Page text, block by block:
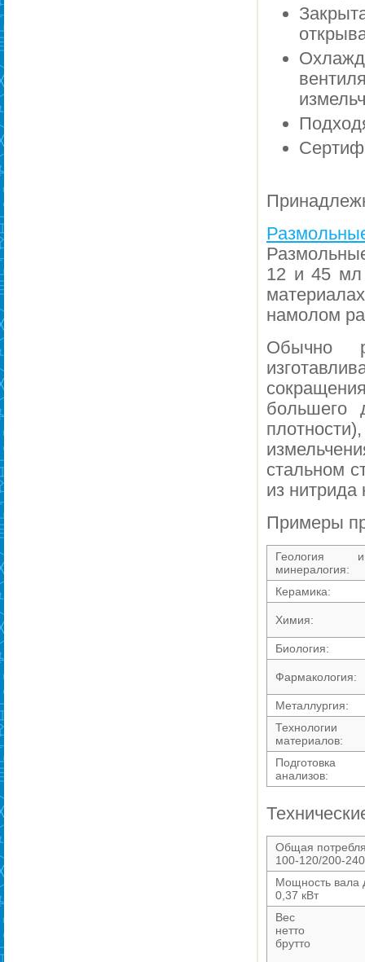
12 и 45
намолом
Обычно
большего
стальном
из нитрида
Примеры
Геология и
минералогия:
Керамика:
Химия:
Биология:
Фармакология:
Металлургия:
Технологии
материалов:
Подготовка
анализов:
Общая
100-120/200-
Мощность вала
0,37 кВт
Вес
нетто
брутто